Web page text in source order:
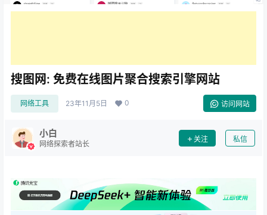
搜图网: 免费在线图片聚合搜索引擎网站
网络工具 23年11月5日 0 访问网站
小白
网络探索者站长
关注 私信